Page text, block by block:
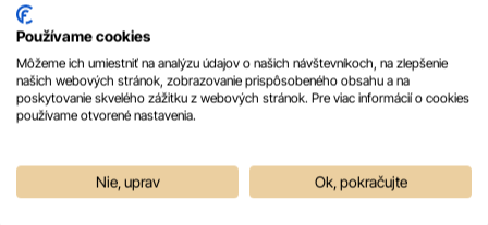
Mohlo by sa vám páčiť Všetky produkty
Používame cookies
Môžeme ich umiestniť na analýzu údajov o našich návštevníkoch, na zlepšenie
našich webových stránok, zobrazovanie prispôsobeného obsahu a na
poskytovanie skvelého zážitku z webových stránok. Pre viac informácií o cookies
používame otvorené nastavenia.
Nie, uprav Ok, pokračujte